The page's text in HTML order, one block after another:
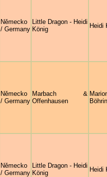
Německo
/ Germany
Little Dragon - Heidi
König
Heidi
Německo
/ Germany
Marbach &
Offenhausen
Německo
/ Germany
Little Dragon - Heidi
König
Heidi